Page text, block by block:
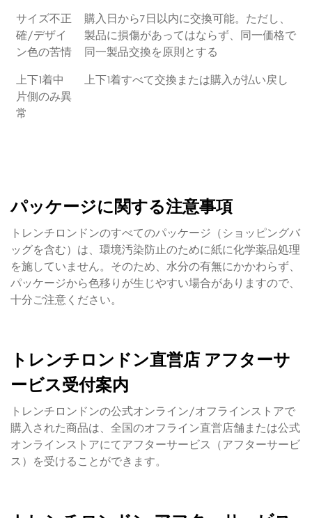
サイズ不正
確/デザイ
ン色の苦情
購入日から7日以内に交換可能。ただし、
製品に損傷があってはならず、同一価格で
同一製品交換を原則とする
上下1着中
片側のみ異
常
上下1着すべて交換または購入が払い戻し
パッケージに関する注意事項
トレンチロンドンのすべてのパッケージ（ショッピングバ
ッグを含む）は、環境汚染防止のために紙に化学薬品処理
を施していません。そのため、水分の有無にかかわらず、
パッケージから色移りが生じやすい場合がありますので、
十分ご注意ください。
トレンチロンドン直営店 アフターサ
ービス受付案内
トレンチロンドンの公式オンライン/オフラインストアで
購入された商品は、全国のオフライン直営店舗または公式
オンラインストアにてアフターサービス（アフターサービ
ス）を受けることができます。